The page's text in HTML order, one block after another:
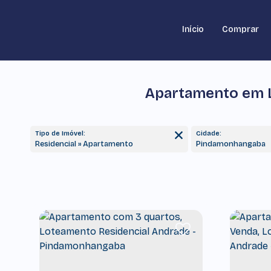
Comprar
Início
Apartamento em
Tipo de Imóvel:
Residencial » Apartamento
Cidade:
Pindamonhangaba